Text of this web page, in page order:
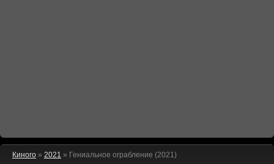
Киного » 2021 » Гениальное ограбление (2021)